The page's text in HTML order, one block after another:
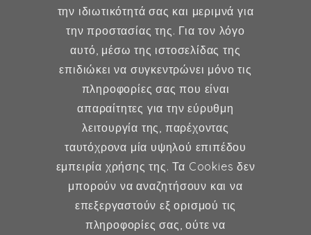
Δήμητρα Φέξη
MD, MSc, FMH
Μαιευτήρας - Χειρουργός
Γυναικολόγος
Μέλος ESHRE, ISA, FMH
Γυναικολογία
την ιδιωτικότητά σας και μεριμνά για
την προστασίας της. Για τον λόγο
αυτό, μέσω της ιστοσελίδας της
επιδιώκει να συγκεντρώνει μόνο τις
πληροφορίες σας που είναι
απαραίτητες για την εύρυθμη
λειτουργία της, παρέχοντας
ταυτόχρονα μία υψηλού επιπέδου
εμπειρία χρήσης της. Τα Cookies δεν
μπορούν να αναζητήσουν και να
επεξεργαστούν εξ ορισμού τις
πληροφορίες σας, ούτε να